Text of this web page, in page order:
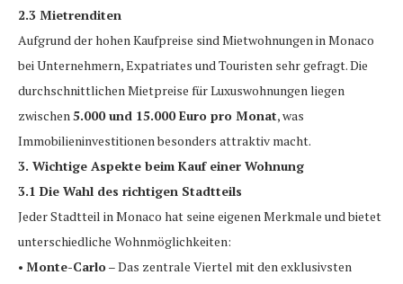
2.3 Mietrenditen
Aufgrund der hohen Kaufpreise sind Mietwohnungen in Monaco
bei Unternehmern, Expatriates und Touristen sehr gefragt. Die
durchschnittlichen Mietpreise für Luxuswohnungen liegen
zwischen5.000 und 15.000 Euro pro Monat, was
Immobilieninvestitionen besonders attraktiv macht.
3. Wichtige Aspekte beim Kauf einer Wohnung
3.1 Die Wahl des richtigen Stadtteils
Jeder Stadtteil in Monaco hat seine eigenen Merkmale und bietet
unterschiedliche Wohnmöglichkeiten:
• Monte-Carlo– Das zentrale Viertel mit den exklusivsten